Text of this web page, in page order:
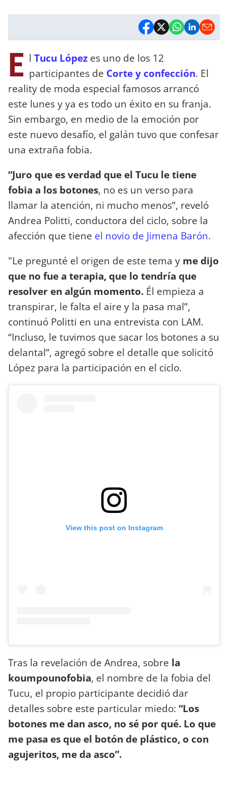
E l Tucu López es uno de los 12
participantes de Corte y confección. El
reality de moda especial famosos arrancó
este lunes y ya es todo un éxito en su franja.
Sin embargo, en medio de la emoción por
este nuevo desafío, el galán tuvo que confesar
una extraña fobia.
“Juro que es verdad que el Tucu le tiene
fobia a los botones, no es un verso para
llamar la atención, ni mucho menos”, reveló
Andrea Politti, conductora del ciclo, sobre la
afección que tiene el novio de Jimena Barón.
"Le pregunté el origen de este tema y me dijo
que no fue a terapia, que lo tendría que
resolver en algún momento. Él empieza a
transpirar, le falta el aire y la pasa mal”,
continuó Politti en una entrevista con LAM.
“Incluso, le tuvimos que sacar los botones a su
delantal”, agregó sobre el detalle que solicitó
López para la participación en el ciclo.
View this post on Instagram
Tras la revelación de Andrea, sobre la
koumpounofobia, el nombre de la fobia del
Tucu, el propio participante decidió dar
detalles sobre este particular miedo: “Los
botones me dan asco, no sé por qué. Lo que
me pasa es que el botón de plástico, o con
agujeritos, me da asco”.